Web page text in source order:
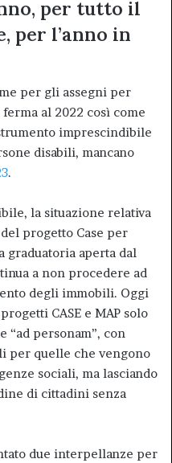
per tutto il
per l’anno in
per gli assegni per
al 2022 così come
imprescindibile
disabili, mancano
.
la situazione relativa
progetto Case per
graduatoria aperta dal
a non procedere ad
degli immobili. Oggi
CASE e MAP solo
“ad personam”, con
per quelle che vengono
sociali, ma lasciando
di cittadini senza
due interpellanze per